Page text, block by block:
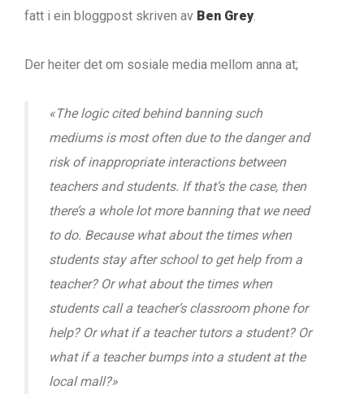
fatt i ein bloggpost skriven av Ben Grey.
Der heiter det om sosiale media mellom anna at;
«The logic cited behind banning such
mediums is most often due to the danger and
risk of inappropriate interactions between
teachers and students. If that’s the case, then
there’s a whole lot more banning that we need
to do. Because what about the times when
students stay after school to get help from a
teacher? Or what about the times when
students call a teacher’s classroom phone for
help? Or what if a teacher tutors a student? Or
what if a teacher bumps into a student at the
local mall?»